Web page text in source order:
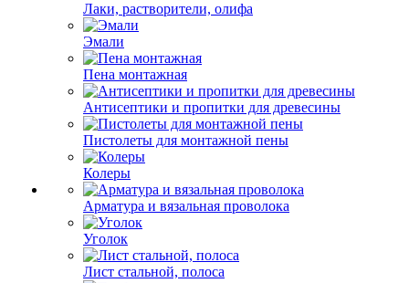
Лаки, растворители, олифа
Эмали
Пена монтажная
Антисептики и пропитки для древесины
Пистолеты для монтажной пены
Колеры
Арматура и вязальная проволока
Уголок
Лист стальной, полоса